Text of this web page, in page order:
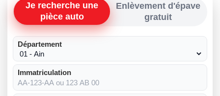
Je recherche une
pièce auto
Enlèvement d'épave
gratuit
Département
Immatriculation